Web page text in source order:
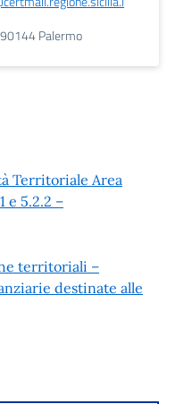
Palermo
Territoriale Area
e 5.2.2 –
territoriali –
destinate alle